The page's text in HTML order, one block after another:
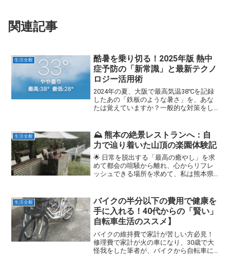
関連記事
生活全般
酷暑を乗り切る！2025年版 熱中
症予防の「新常識」と最新テクノ
ロジー活用術
2024年の夏、大阪で最高気温38℃を記録
したあの「鉄板のような暑さ」を、あな
たは覚えていますか？一般的な対策をし
性」だけでは、もはや日本の酷暑を乗り
切れないからです。こ...
生活全般
⛰️ 熊本の絶景レストランへ：自
力で辿り着いた山頂の楽園体験記
🌟 日常を脱出する「最高の癒やし」を求
めて都会の喧騒から離れ、心からリフレ
ッシュできる場所を求めて、私は熊本県
ン「ゆずの木、ねむの木、みずたまの
木」。2024年10月、こ...
生活全般
バイクの半分以下の費用で健康を
手に入れる！40代からの「賢い」
自転車生活のススメ】
バイクの維持費で家計が苦しい方必見！
修理費で家計が火の車になり、30歳で大
怪我をした筆者が、バイクから自転車に